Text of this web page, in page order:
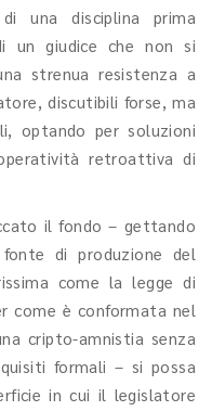
una disciplina prima
un giudice che non si
strenua resistenza a
discutibili forse, ma
optando per soluzioni
retroattiva di
il fondo – gettando
di produzione del
come la legge di
come è conformata nel
cripto-amnistia senza
formali – si possa
in cui il legislatore